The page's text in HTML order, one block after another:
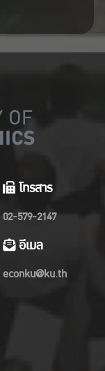
โทรสาร
02-579-2147
อีเมล
econku@ku.th